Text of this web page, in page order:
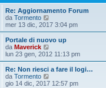
Re: Aggiornamento Forum
da Tormento
e
d
i
l
m
o
mer 13 dic, 2017 3:04 pm
Portale di nuovo up
da Maverick
e
d
i
l
lun 23 gen, 2012 11:13 pm
Re: Non riesci a fare il logi…
da Tormento
e
gio 14 dic, 2017 12:57 pm